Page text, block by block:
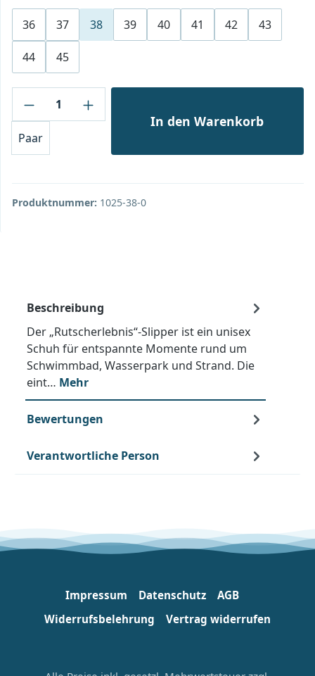
36 37 38 39 40 41 42 43
44 45
Produkt Anzahl: Gib den gewünschten
Paar
In den Warenkorb
Produktnummer: 1025-38-0
Beschreibung
Der „Rutscherlebnis“-Slipper ist ein unisex
Schuh für entspannte Momente rund um
Schwimmbad, Wasserpark und Strand. Die
eint… Mehr
Bewertungen
Verantwortliche Person
Impressum Datenschutz
AGB
Widerrufsbelehrung
Vertrag widerrufen